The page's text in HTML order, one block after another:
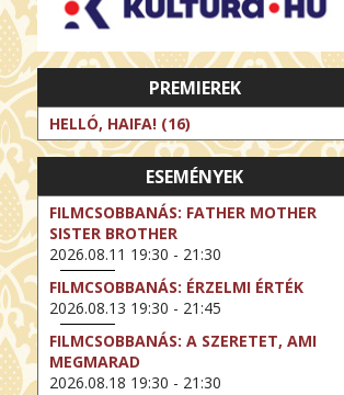
PREMIEREK
HELLÓ, HAIFA! (16)
ESEMÉNYEK
FILMCSOBBANÁS: FATHER MOTHER
SISTER BROTHER
2026.08.11 19:30 - 21:30
FILMCSOBBANÁS: ÉRZELMI ÉRTÉK
2026.08.13 19:30 - 21:45
FILMCSOBBANÁS: A SZERETET, AMI
MEGMARAD
2026.08.18 19:30 - 21:30